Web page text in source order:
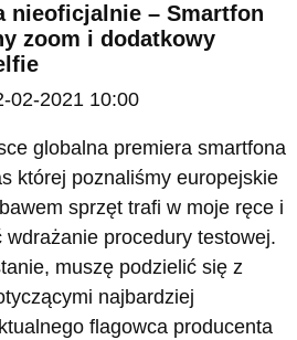
nieoficjalnie – Smartfon
zoom i dodatkowy
02-2021 10:00
globalna premiera smartfona
której poznaliśmy europejskie
sprzęt trafi w moje ręce i
wdrażanie procedury testowej.
muszę podzielić się z
najbardziej
flagowca producenta